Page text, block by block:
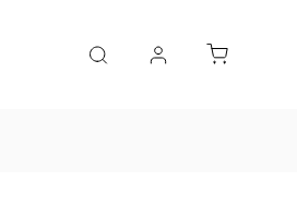
Katalógy Blogy